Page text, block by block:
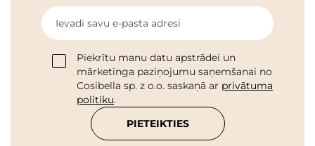
Ievadi savu e-pasta adresi
Piekrītu manu datu apstrādei un
mārketinga paziņojumu saņemšanai no
Cosibella sp. z o.o. saskaņā ar privātuma
politiku.
PIETEIKTIES